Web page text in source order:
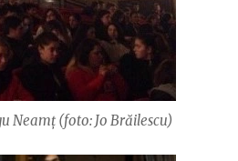
Neamț (foto: Jo Brăilescu)